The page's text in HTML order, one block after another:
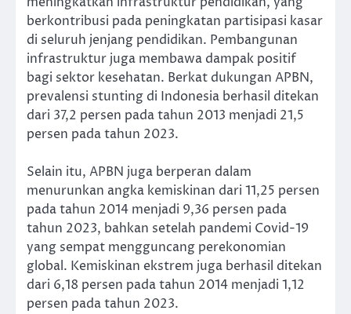
berkontribusi pada peningkatan partisipasi kasar
di seluruh jenjang pendidikan. Pembangunan
infrastruktur juga membawa dampak positif
bagi sektor kesehatan. Berkat dukungan APBN,
prevalensi stunting di Indonesia berhasil ditekan
dari 37,2 persen pada tahun 2013 menjadi 21,5
persen pada tahun 2023.
Selain itu, APBN juga berperan dalam
menurunkan angka kemiskinan dari 11,25 persen
pada tahun 2014 menjadi 9,36 persen pada
tahun 2023, bahkan setelah pandemi Covid-19
yang sempat mengguncang perekonomian
global. Kemiskinan ekstrem juga berhasil ditekan
dari 6,18 persen pada tahun 2014 menjadi 1,12
persen pada tahun 2023.